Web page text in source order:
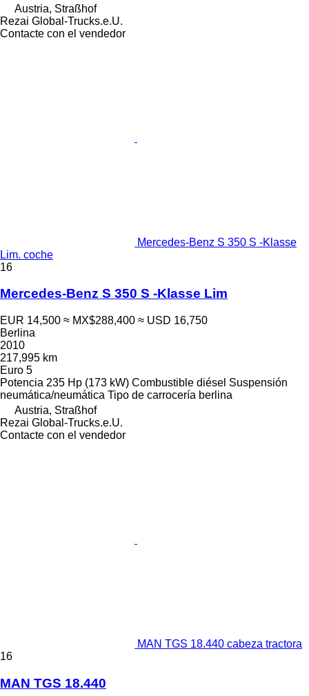
Austria, Straßhof
Rezai Global-Trucks.e.U.
Contacte con el vendedor
Mercedes-Benz S 350 S -Klasse
Lim. coche
16
Mercedes-Benz S 350 S -Klasse Lim
EUR 14,500 ≈ MX$288,400 ≈ USD 16,750
Berlina
2010
217,995 km
Euro 5
Potencia 235 Hp (173 kW) Combustible diésel Suspensión
neumática/neumática Tipo de carrocería berlina
Austria, Straßhof
Rezai Global-Trucks.e.U.
Contacte con el vendedor
MAN TGS 18.440 cabeza tractora
16
MAN TGS 18.440